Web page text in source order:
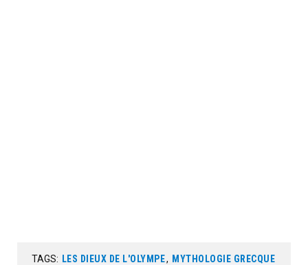
TAGS: LES DIEUX DE L'OLYMPE, MYTHOLOGIE GRECQUE